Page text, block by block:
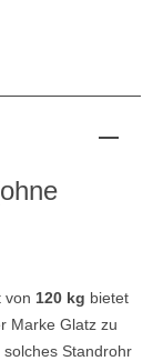
von 120 kg bietet
Marke Glatz zu
Standrohr